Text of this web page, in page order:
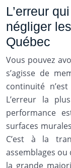
L’erreur
négliger
Québec
Vous pouvez
s’agisse de
continuité
L’erreur la
performance
surfaces
C’est à la
assemblages
la grande